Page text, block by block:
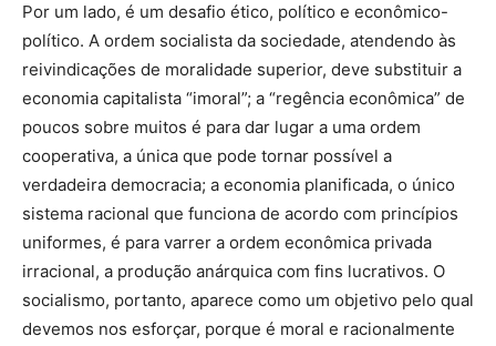
Por um lado, é um desafio ético, político e econômico-
político. A ordem socialista da sociedade, atendendo às
reivindicações de moralidade superior, deve substituir a
economia capitalista “imoral”; a “regência econômica” de
poucos sobre muitos é para dar lugar a uma ordem
cooperativa, a única que pode tornar possível a
verdadeira democracia; a economia planificada, o único
sistema racional que funciona de acordo com princípios
uniformes, é para varrer a ordem econômica privada
irracional, a produção anárquica com fins lucrativos. O
socialismo, portanto, aparece como um objetivo pelo qual
devemos nos esforçar, porque é moral e racionalmente